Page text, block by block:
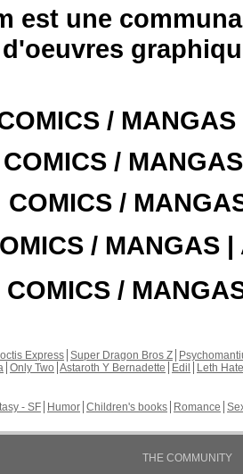
est une
/
/
COMICS /
/ MANGAS |
COMICS /
Express Super Dragon Bros Z
Only Two Astaroth Y Bernadette Edil
Leth Hate
- SF Humor Children's books Romance
THE COMMUNITY